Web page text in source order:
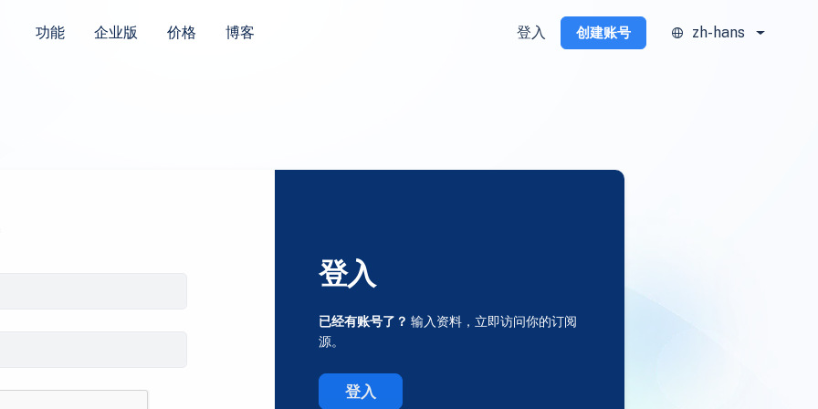
功能 企业版 价格 博客 登入 创建账号 zh-hans
登入
已经有账号了？ 输入资料，立即访问你的订阅
源。
登入